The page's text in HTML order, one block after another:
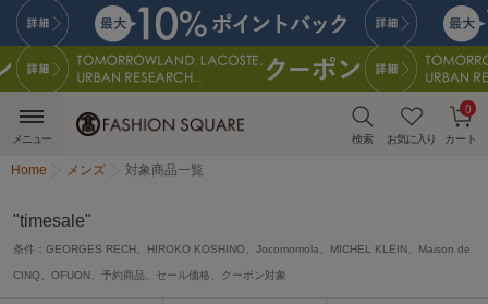
検索 お気に入り カート
0
メニュー
Home メンズ 対象商品一覧
"timesale"
条件： GEORGES RECH、HIROKO KOSHINO、Jocomomola、MICHEL KLEIN、Maison de
CINQ、OFUON、予約商品、セール価格、クーポン対象